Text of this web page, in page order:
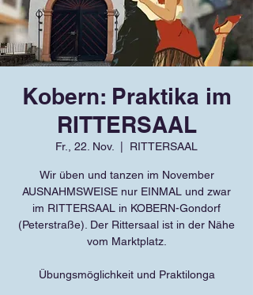
Kobern: Praktika im
RITTERSAAL
Fr., 22. Nov. RITTERSAAL
Wir üben und tanzen im November
AUSNAHMSWEISE nur EINMAL und zwar
im RITTERSAAL in KOBERN-Gondorf
(Peterstraße). Der Rittersaal ist in der Nähe
vom Marktplatz.
Übungsmöglichkeit und Praktilonga